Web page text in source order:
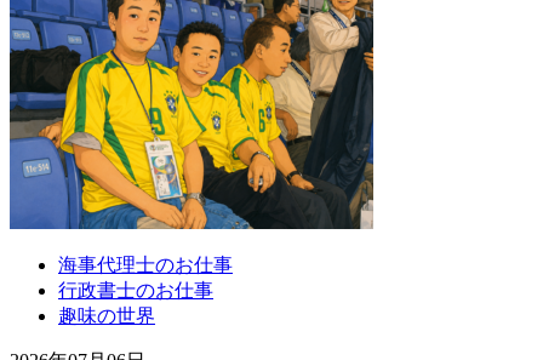
海事代理士のお仕事
行政書士のお仕事
趣味の世界